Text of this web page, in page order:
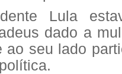
Lula
dado a
ao seu lado